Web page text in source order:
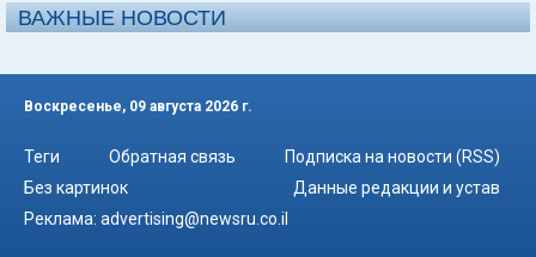
ВАЖНЫЕ НОВОСТИ
Воскресенье, 09 августа 2026 г.
Теги Обратная связь
Подписка на новости (RSS)
Без картинок
Данные редакции и устав
Реклама: advertising@newsru.co.il